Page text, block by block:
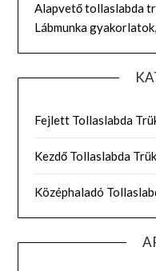
Alapvető tollaslabda
Lábmunka
Fejlett Tollaslabda
Kezdő Tollaslabda
Középhaladó